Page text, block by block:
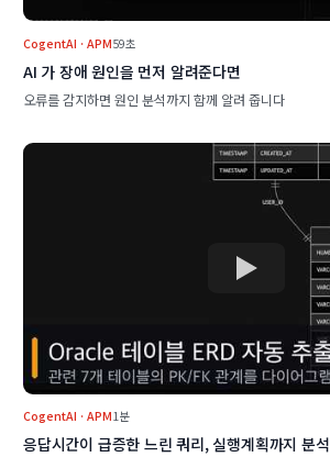
CogentAI · APM59초
AI 가 장애 원인을 먼저 알려준다면
오류를 감지하면 원인 분석까지 함께 알려 줍니다
CogentAI · APM1분
응답시간이 급증한 느린 쿼리, 실행계획까지 분석